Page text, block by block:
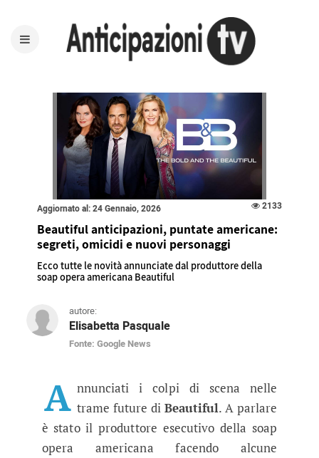
Aggiornato al: 24 Gennaio, 2026 2133
Beautiful anticipazioni, puntate americane:
segreti, omicidi e nuovi personaggi
Ecco tutte le novità annunciate dal produttore della
soap opera americana Beautiful
autore:
Elisabetta Pasquale
Fonte: Google News
Beautiful anticipazioni, puntate
A nnunciati i colpi di scena nelle
trame future di Beautiful. A parlare
è stato il produttore esecutivo della soap
opera americana facendo alcune